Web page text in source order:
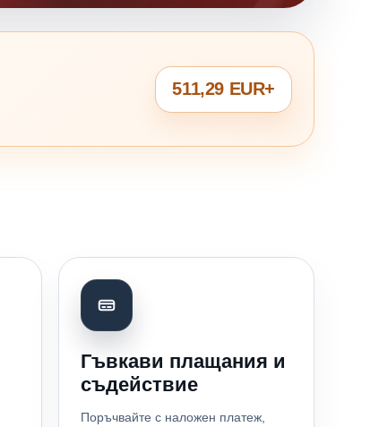
511,29 EUR+
Гъвкави плащания и
съдействие
Поръчвайте с наложен платеж,